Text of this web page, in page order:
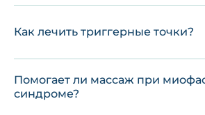
Как лечить триггерные точки?
Помогает ли массаж при
синдроме?